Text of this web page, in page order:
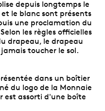
depuis longtemps le
le blanc sont présents
une proclamation du
les règles officielles
drapeau, le drapeau
toucher le sol.
dans un boîtier
du logo de la Monnaie
est assorti d'une boîte